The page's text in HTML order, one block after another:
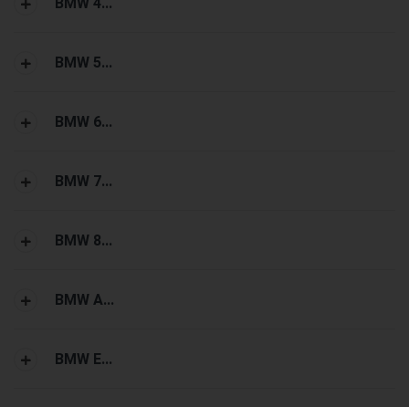
BMW 5...
BMW 6...
BMW 7...
BMW 8...
BMW A...
BMW E...